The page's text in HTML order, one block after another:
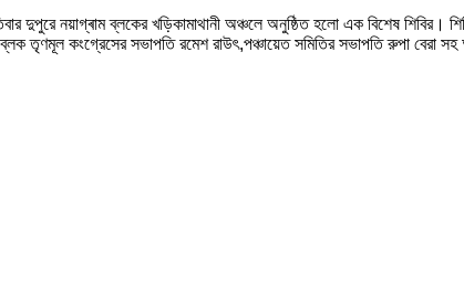
দুপুরে নয়াগ্ৰাম ব্লকের খড়িকামাথানী অঞ্চলে অনুষ্ঠিত হলো এক বিশেষ শিবির।
তৃণমূল কংগ্রেসের সভাপতি রমেশ রাউৎ,পঞ্চায়েত সমিতির সভাপতি রুপা বেরা সহ